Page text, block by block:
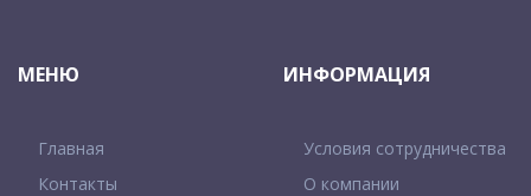
МЕНЮ
Главная
Контакты
ИНФОРМАЦИЯ
Условия сотрудничества
О компании